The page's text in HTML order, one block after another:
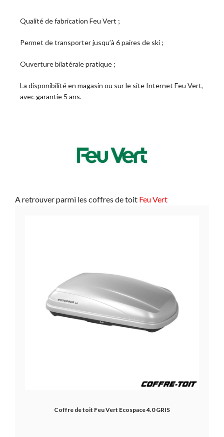
Qualité de fabrication Feu Vert ;
Permet de transporter jusqu’à 6 paires de ski ;
Ouverture bilatérale pratique ;
La disponibilité en magasin ou sur le site Internet Feu Vert,
avec garantie 5 ans.
A retrouver parmi les coffres de toit Feu Vert
Coffre de toit Feu Vert Ecospace 4.0 GRIS